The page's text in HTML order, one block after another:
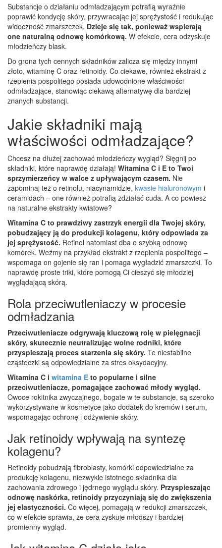
Substancje o działaniu odmładzającym potrafią wyraźnie
poprawić kondycję skóry, przywracając jej sprężystość i redukując
widoczność zmarszczek. Dzieje się tak, ponieważ wspierają
one naturalną odnowę komórkową. W efekcie, cera odzyskuje
młodzieńczy blask.
Do grona tych cennych składników zalicza się między innymi
złoto, witaminę C oraz retinoidy. Co ciekawe, również ekstrakt z
rzepienia pospolitego posiada udowodnione właściwości
odmładzające, stanowiąc ciekawą alternatywę dla bardziej
znanych substancji.
Jakie składniki mają
właściwości odmładzające?
Chcesz na dłużej zachować młodzieńczy wygląd? Sięgnij po
składniki, które naprawdę działają! Witamina C i E to Twoi
sprzymierzeńcy w walce z upływającym czasem. Nie
zapominaj też o retinolu, niacynamidzie, kwasie hialuronowym i
ceramidach – one również potrafią zdziałać cuda. A co powiesz
na naturalne ekstrakty kwiatowe?
Witamina C to prawdziwy zastrzyk energii dla Twojej skóry,
pobudzający ją do produkcji kolagenu, który odpowiada za
jej sprężystość. Retinol natomiast dba o szybką odnowę
komórek. Weźmy na przykład ekstrakt z rzepienia pospolitego –
wspomaga on gojenie się ran i pomaga wygładzić zmarszczki. To
naprawdę proste triki, które pomogą Ci cieszyć się młodziej
wyglądającą skórą.
Rola przeciwutleniaczy w procesie
odmładzania
Przeciwutleniacze odgrywają kluczową rolę w pielęgnacji
skóry, skutecznie neutralizując wolne rodniki, które
przyspieszają proces starzenia się skóry. Te niestabilne
cząsteczki są odpowiedzialne za stres oksydacyjny.
Witamina C i witamina E to popularne i silne
przeciwutleniacze, pomagające zachować młody wygląd.
Owoce rokitnika zwyczajnego, bogate w te substancje, są szeroko
wykorzystywane w kosmetyce jako dodatek do kremów i serum,
wspomagając ochronę i odżywienie skóry.
Jak retinoidy wpływają na syntezę
kolagenu?
Retinoidy pobudzają fibroblasty, komórki odpowiedzialne za
produkcję kolagenu, niezwykle istotnego składnika dla
zachowania zdrowego i jędrnego wyglądu skóry. Przyspieszając
odnowę naskórka, retinoidy przyczyniają się do zwiększenia
jej elastyczności. Co więcej, pomagają w redukcji zmarszczek,
co w efekcie sprawia, że cera zyskuje młodszy i bardziej
promienny wygląd.